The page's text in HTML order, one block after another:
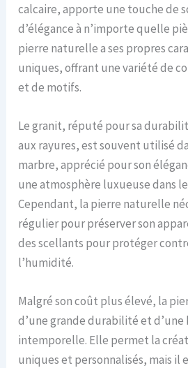
calcaire, apporte une touche de
d’élégance à n’importe quelle
pierre naturelle a ses propres
uniques, offrant une variété de
et de motifs.
Le granit, réputé pour sa
aux rayures, est souvent utilisé
marbre, apprécié pour son
une atmosphère luxueuse dans
Cependant, la pierre naturelle
régulier pour préserver son
des scellants pour protéger
l’humidité.
Malgré son coût plus élevé, la
d’une grande durabilité et d’une
intemporelle. Elle permet la
uniques et personnalisés, mais il